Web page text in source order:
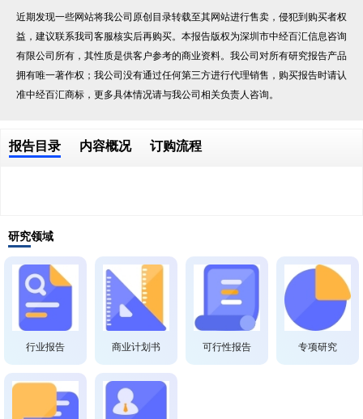
近期发现一些网站将我公司原创目录转载至其网站进行售卖，侵犯到购买者权
益，建议联系我司客服核实后再购买。本报告版权为深圳市中经百汇信息咨询
有限公司所有，其性质是供客户参考的商业资料。我公司对所有研究报告产品
拥有唯一著作权；我公司没有通过任何第三方进行代理销售，购买报告时请认
准中经百汇商标，更多具体情况请与我公司相关负责人咨询。
报告目录 内容概况 订购流程
研究领域
行业报告 商业计划书 可行性报告 专项研究